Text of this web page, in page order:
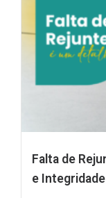
Falta de
e